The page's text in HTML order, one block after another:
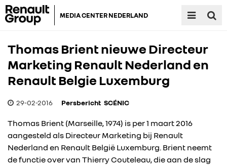
MEDIA CENTER NEDERLAND
Thomas Brient nieuwe Directeur
Marketing Renault Nederland en
Renault Belgie Luxemburg
29-02-2016 Persbericht SCÉNIC
Thomas Brient (Marseille, 1974) is per 1 maart 2016
aangesteld als Directeur Marketing bij Renault
Nederland en Renault België Luxemburg. Brient neemt
de functie over van Thierry Couteleau, die aan de slag